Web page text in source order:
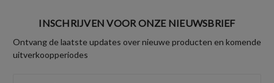
INSCHRIJVEN VOOR ONZE NIEUWSBRIEF
Ontvang de laatste updates over nieuwe producten en komende
uitverkoopperiodes